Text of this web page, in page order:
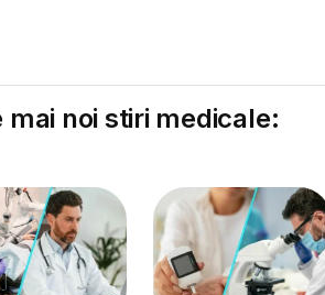
mai noi stiri medicale: